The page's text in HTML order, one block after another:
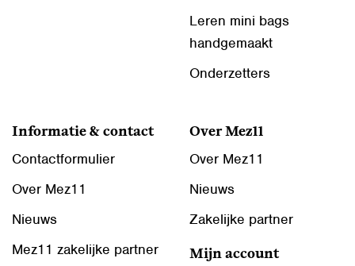
Leren mini bags
handgemaakt
Onderzetters
Informatie & contact
Contactformulier
Over Mez11
Nieuws
Mez11 zakelijke partner
Over Mez11
Over Mez11
Nieuws
Zakelijke partner
Mijn account